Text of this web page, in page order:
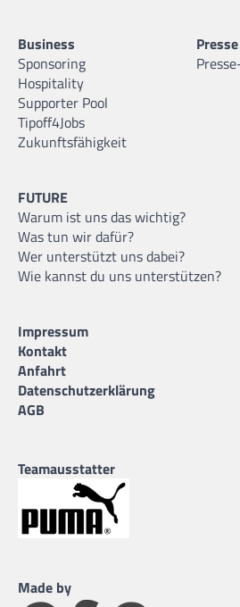
Business
Sponsoring
Hospitality
Supporter Pool
Tipoff4Jobs
Zukunftsfähigkeit
Presse
FUTURE
Warum ist uns das wichtig?
Was tun wir dafür?
Wer unterstützt uns dabei?
Wie kannst du uns unterstützen?
Impressum
Kontakt
Anfahrt
Datenschutzerklärung
AGB
Teamausstatter
Made by